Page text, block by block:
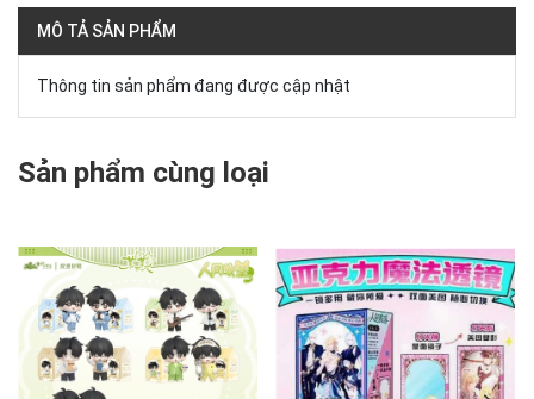
MÔ TẢ SẢN PHẨM
Thông tin sản phẩm đang được cập nhật
Sản phẩm cùng loại